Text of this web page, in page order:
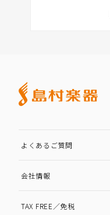
よくあるご質問
会社情報
TAX FREE／免税